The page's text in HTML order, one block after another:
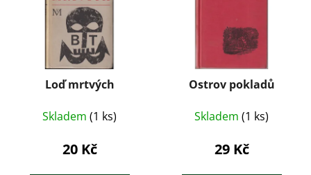
Loď mrtvých
Skladem (1 ks)
20 Kč
Ostrov pokladů
Skladem (1 ks)
29 Kč